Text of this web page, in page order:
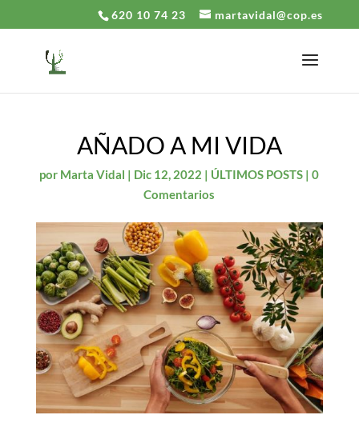
620 10 74 23 martavidal@cop.es
AÑADO A MI VIDA
por Marta Vidal | Dic 12, 2022 | ÚLTIMOS POSTS |0
Comentarios